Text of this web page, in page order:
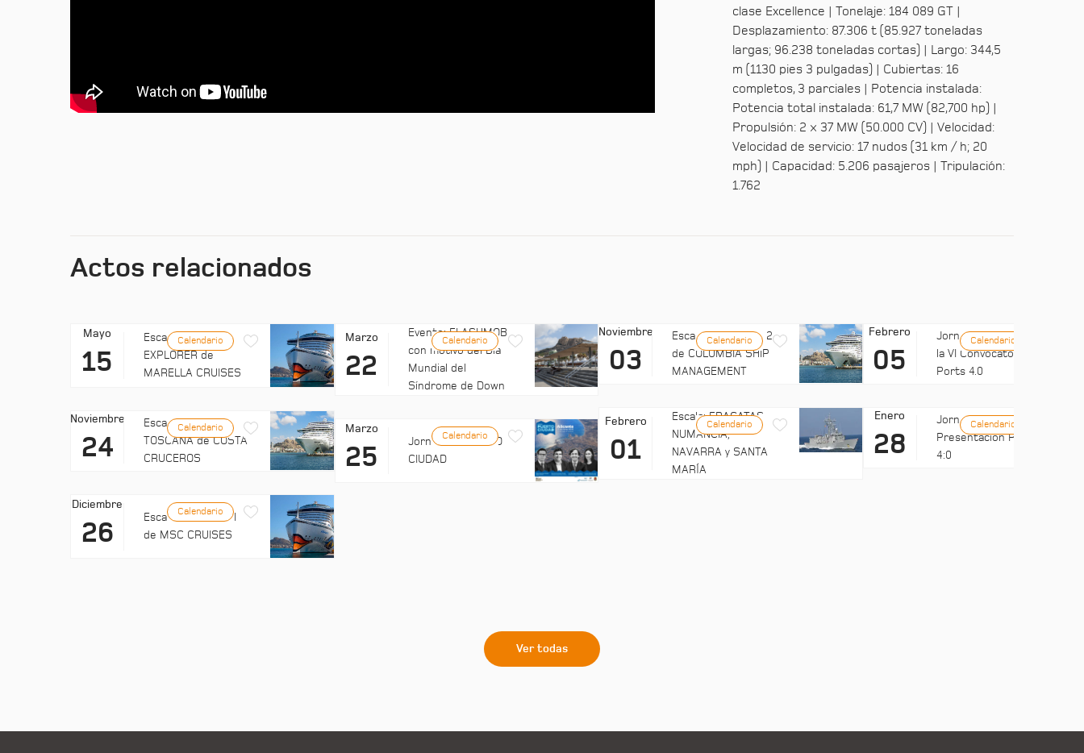
clase Excellence | Tonelaje: 184 089 GT |
Desplazamiento: 87.306 t (85.927 toneladas
largas; 96.238 toneladas cortas) | Largo: 344,5
m (1130 pies 3 pulgadas) | Cubiertas: 16
completos, 3 parciales | Potencia instalada:
Potencia total instalada: 61,7 MW (82,700 hp) |
Propulsión: 2 × 37 MW (50.000 CV) | Velocidad:
Velocidad de servicio: 17 nudos (31 km / h; 20
mph) | Capacidad: 5.206 pasajeros | Tripulación:
1.762
Actos relacionados
Mayo
15
Escala: MARELLA
EXPLORER de
MARELLA CRUISES
Calendario
Noviembre
24
Escala: COSTA
TOSCANA de COSTA
CRUCEROS
Calendario
Diciembre
26
Escala: EXPLORA II
de MSC CRUISES
Calendario
Marzo
22
Evento: FLASHMOB
con motivo del Día
Mundial del
Síndrome de Down
Calendario
Marzo
25
Jornadas: PUERTO
CIUDAD
Calendario
Noviembre
03
Escala: CLUB MED 2
de COLUMBIA SHIP
MANAGEMENT
Calendario
Febrero
01
Escala: FRAGATAS
NUMANCIA,
NAVARRA y SANTA
MARÍA
Calendario
Febrero
05
Jornada: Difusión de
la VI Convocatoria de
Ports 4.0
Calendario
Enero
28
Jornadas UMH:
Presentación Ports
4:0
Calendario
Ver todas